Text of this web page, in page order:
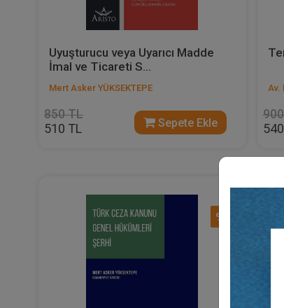
Uyuşturucu veya Uyarıcı Madde
İmal ve Ticareti S...
Mert Asker YÜKSEKTEPE
850 TL
510 TL Sepete Ekle
Av.
%40